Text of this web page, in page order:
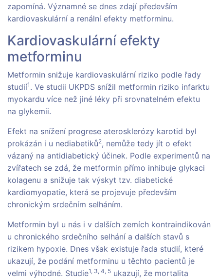
zapomíná. Významné se dnes zdají především
kardiovaskulární a renální efekty metforminu.
Kardiovaskulární efekty
metforminu
Metformin snižuje kardiovaskulární riziko podle řady
studií1 . Ve studii UKPDS snížil metformin riziko infarktu
myokardu více než jiné léky při srovnatelném efektu
na glykemii.
Efekt na snížení progrese aterosklerózy karotid byl
prokázán i u nediabetiků2, nemůže tedy jít o efekt
vázaný na antidiabetický účinek. Podle experimentů na
zvířatech se zdá, že metformin přímo inhibuje glykaci
kolagenu a snižuje tak výskyt tzv. diabetické
kardiomyopatie, která se projevuje především
chronickým srdečním selháním.
Metformin byl u nás i v dalších zemích kontraindikován
u chronického srdečního selhání a dalších stavů s
rizikem hypoxie. Dnes však existuje řada studií, které
ukazují, že podání metforminu u těchto pacientů je
velmi výhodné. Studie1, 3, 4, 5 ukazují, že mortalita